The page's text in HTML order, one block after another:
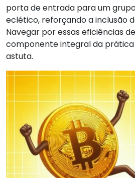
porta de entrada para um
eclético, reforçando a inclusão
Navegar por essas eficiências
componente integral da
astuta.